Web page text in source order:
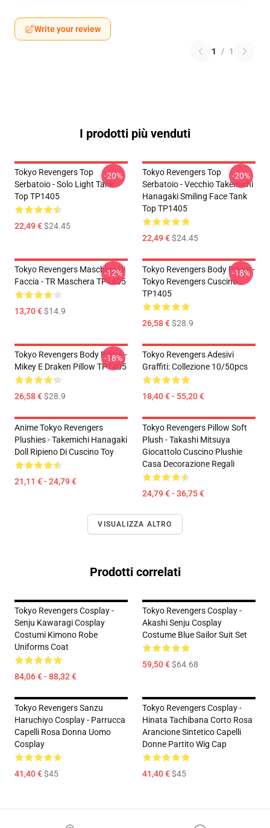
Write your review
1 / 1
I prodotti più venduti
Tokyo Revengers Top
Serbatoio - Solo Light Tank
Top TP1405
22,49 €$24.45
-20%
Tokyo Revengers Top
Serbatoio - Vecchio Takemichi
Hanagaki Smiling Face Tank
Top TP1405
22,49 €$24.45
-20%
Tokyo Revengers Maschere Di
Faccia - TR Maschera TP1405
13,70 €$14.9
-12%
Tokyo Revengers Body Pillow -
Tokyo Revengers Cuscino
TP1405
26,58 €$28.9
-18%
Tokyo Revengers Body Pillow -
Mikey E Draken Pillow TP1405
26,58 €$28.9
-18%
Tokyo Revengers Adesivi
Graffiti: Collezione 10/50pcs
18,40 € - 55,20 €
Anime Tokyo Revengers
Plushies - Takemichi Hanagaki
Doll Ripieno Di Cuscino Toy
21,11 € - 24,79 €
Tokyo Revengers Pillow Soft
Plush - Takashi Mitsuya
Giocattolo Cuscino Plushie
Casa Decorazione Regali
24,79 € - 36,75 €
VISUALIZZA ALTRO
Prodotti correlati
Tokyo Revengers Cosplay -
Senju Kawaragi Cosplay
Costumi Kimono Robe
Uniforms Coat
84,06 € - 88,32 €
Tokyo Revengers Cosplay -
Akashi Senju Cosplay
Costume Blue Sailor Suit Set
59,50 €$64.68
Tokyo Revengers Sanzu
Haruchiyo Cosplay - Parrucca
Capelli Rosa Donna Uomo
Cosplay
41,40 €$45
Tokyo Revengers Cosplay -
Hinata Tachibana Corto Rosa
Arancione Sintetico Capelli
Donne Partito Wig Cap
41,40 €$45